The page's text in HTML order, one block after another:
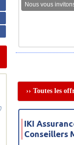
Nous vous
›› Toutes les
IKI
Conseillers